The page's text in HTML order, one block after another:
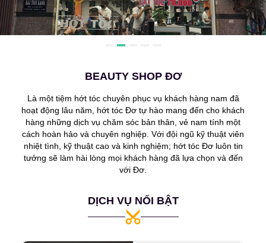
BEAUTY SHOP ĐƠ
Là một tiệm hớt tóc chuyên phục vụ khách hàng nam đã
hoạt động lâu năm, hớt tóc Đơ tự hào mang đến cho khách
hàng những dịch vụ chăm sóc bản thân, vẻ nam tính một
cách hoàn hảo và chuyên nghiệp. Với đội ngũ kỹ thuật viên
nhiệt tình, kỹ thuật cao và kinh nghiệm; hớt tóc Đơ luôn tin
tưởng sẽ làm hài lòng mọi khách hàng đã lựa chọn và đến
với Đơ.
DỊCH VỤ NỔI BẬT